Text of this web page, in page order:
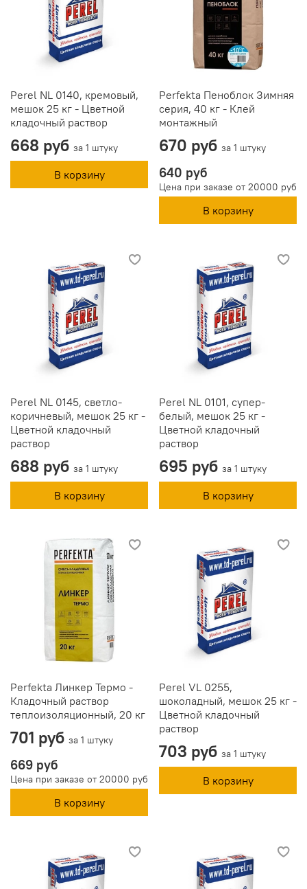
Perel NL 0140, кремовый,
мешок 25 кг - Цветной
кладочный раствор
668 руб за 1 штуку
В корзину
Perfekta Пеноблок Зимняя
серия, 40 кг - Клей
монтажный
670 руб за 1 штуку
640 руб
Цена при заказе от 20000 руб
В корзину
Perel NL 0145, светло-
коричневый, мешок 25 кг -
Цветной кладочный
раствор
688 руб за 1 штуку
В корзину
Perel NL 0101, супер-
белый, мешок 25 кг -
Цветной кладочный
раствор
695 руб за 1 штуку
В корзину
Perfekta Линкер Термо -
Кладочный раствор
теплоизоляционный, 20 кг
701 руб за 1 штуку
669 руб
Цена при заказе от 20000 руб
В корзину
Perel VL 0255,
шоколадный, мешок 25 кг -
Цветной кладочный
раствор
703 руб за 1 штуку
В корзину